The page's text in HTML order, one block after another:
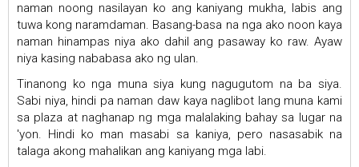
naman noong nasilayan ko ang kaniyang mukha, labis ang
tuwa kong naramdaman. Basang-basa na nga ako noon kaya
naman hinampas niya ako dahil ang pasaway ko raw. Ayaw
niya kasing nababasa ako ng ulan.
Tinanong ko nga muna siya kung nagugutom na ba siya.
Sabi niya, hindi pa naman daw kaya naglibot lang muna kami
sa plaza at naghanap ng mga malalaking bahay sa lugar na
'yon. Hindi ko man masabi sa kaniya, pero nasasabik na
talaga akong mahalikan ang kaniyang mga labi.